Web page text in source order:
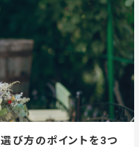
び方のポイントを3つ